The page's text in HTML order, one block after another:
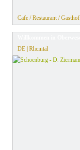
Cafe / Restaurant / Gasthof
DE | Rheintal